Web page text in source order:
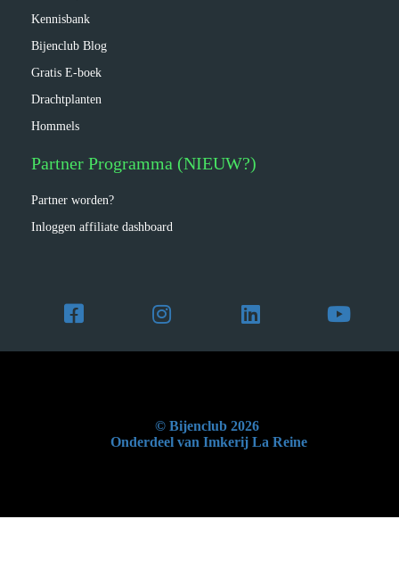
Kennisbank
Bijenclub Blog
Gratis E-boek
Drachtplanten
Hommels
Partner Programma (NIEUW?)
Partner worden?
Inloggen affiliate dashboard
© Bijenclub 2026
Onderdeel van Imkerij La Reine